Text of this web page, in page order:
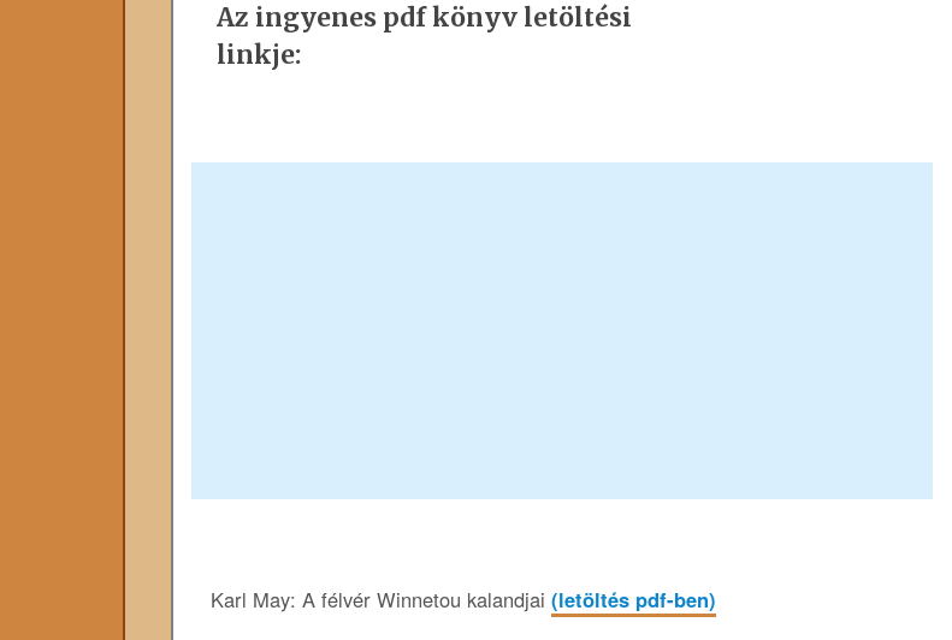
Az ingyenes pdf könyv letöltési
linkje:
Karl May: A félvér Winnetou kalandjai (letöltés pdf-ben)